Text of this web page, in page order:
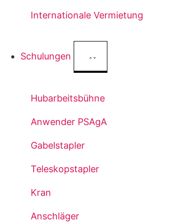
Internationale Vermietung
Schulungen
Hubarbeitsbühne
Anwender PSAgA
Gabelstapler
Teleskopstapler
Kran
Anschläger